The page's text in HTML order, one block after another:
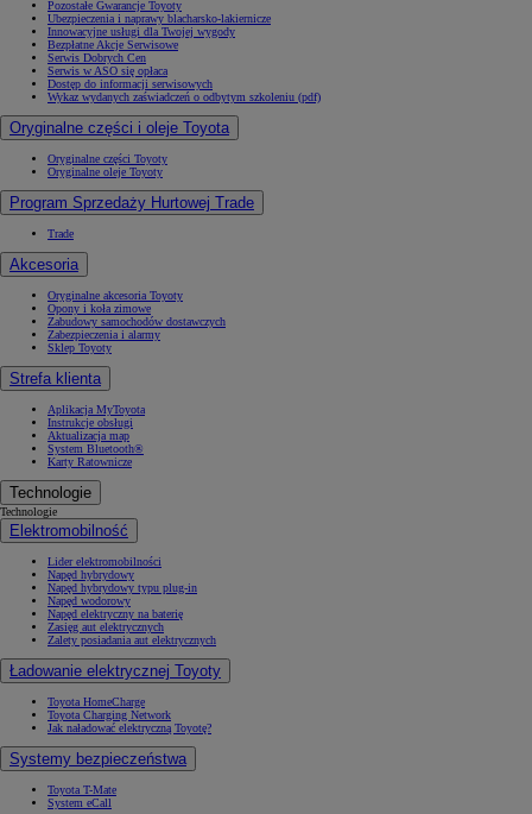
Pozostałe Gwarancje Toyoty
Ubezpieczenia i naprawy blacharsko-lakiernicze
Innowacyjne usługi dla Twojej wygody
Bezpłatne Akcje Serwisowe
Serwis Dobrych Cen
Serwis w ASO się opłaca
Dostęp do informacji serwisowych
Wykaz wydanych zaświadczeń o odbytym szkoleniu (pdf)
Oryginalne części i oleje Toyota
Oryginalne części Toyoty
Oryginalne oleje Toyoty
Program Sprzedaży Hurtowej Trade
Trade
Akcesoria
Oryginalne akcesoria Toyoty
Opony i koła zimowe
Zabudowy samochodów dostawczych
Zabezpieczenia i alarmy
Sklep Toyoty
Strefa klienta
Aplikacja MyToyota
Instrukcje obsługi
Aktualizacja map
System Bluetooth®
Karty Ratownicze
Technologie
Technologie
Elektromobilność
Lider elektromobilności
Napęd hybrydowy
Napęd hybrydowy typu plug-in
Napęd wodorowy
Napęd elektryczny na baterię
Zasięg aut elektrycznych
Zalety posiadania aut elektrycznych
Ładowanie elektrycznej Toyoty
Toyota HomeCharge
Toyota Charging Network
Jak naładować elektryczną Toyotę?
Systemy bezpieczeństwa
Toyota T-Mate
System eCall